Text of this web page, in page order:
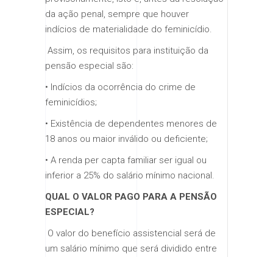
da ação penal, sempre que houver
indícios de materialidade do feminicídio.
​ ​Assim, os requisitos para instituição da
pensão especial são:
• Indícios da ocorrência do crime de
feminicídios;
• Existência de dependentes menores de
18 anos ou maior inválido ou deficiente;
• A renda per capta familiar ser igual ou
inferior a 25% do salário mínimo nacional.
QUAL O VALOR PAGO PARA A PENSÃO
ESPECIAL?
​ ​O valor do benefício assistencial será de
um salário mínimo que será dividido entre